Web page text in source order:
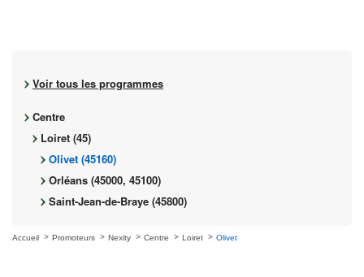
Voir tous les programmes
Centre
Loiret (45)
Olivet (45160)
Orléans (45000, 45100)
Saint-Jean-de-Braye (45800)
Accueil Promoteurs Nexity Centre Loiret Olivet